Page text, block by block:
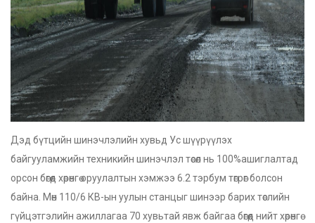
Дэд бүтцийн шинэчлэлийн хувьд Ус шүүрүүлэх
байгууламжийн техникийн шинэчлэл төсөл нь 100%ашиглалтад
орсон бөгөөд хөрөнгө оруулалтын хэмжээ 6.2 тэрбум төгрөг болсон
байна. Мөн 110/6 КВ-ын уулын станцыг шинээр барих төслийн
гүйцэтгэлийн ажиллагаа 70 хувьтай явж байгаа бөгөөд нийт хөрөнгө